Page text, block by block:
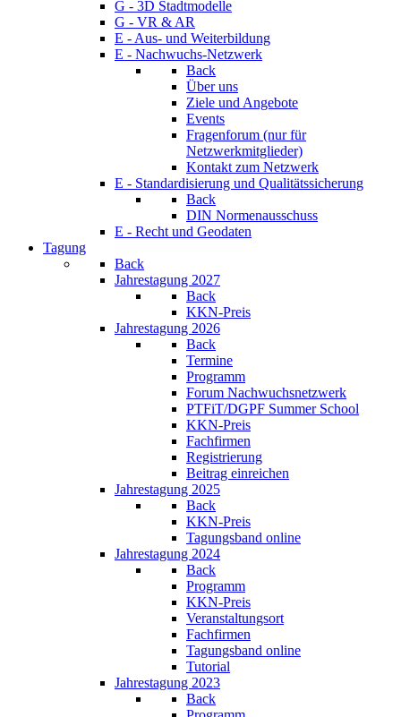
G - 3D Stadtmodelle
G - VR & AR
E - Aus- und Weiterbildung
E - Nachwuchs-Netzwerk
Back
Über uns
Ziele und Angebote
Events
Fragenforum (nur für
Netzwerkmitglieder)
Kontakt zum Netzwerk
E - Standardisierung und Qualitätssicherung
Back
DIN Normenausschuss
E - Recht und Geodaten
Tagung
Back
Jahrestagung 2027
Back
KKN-Preis
Jahrestagung 2026
Back
Termine
Programm
Forum Nachwuchsnetzwerk
PTFiT/DGPF Summer School
KKN-Preis
Fachfirmen
Registrierung
Beitrag einreichen
Jahrestagung 2025
Back
KKN-Preis
Tagungsband online
Jahrestagung 2024
Back
Programm
KKN-Preis
Veranstaltungsort
Fachfirmen
Tagungsband online
Tutorial
Jahrestagung 2023
Back